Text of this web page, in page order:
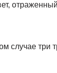
случае три